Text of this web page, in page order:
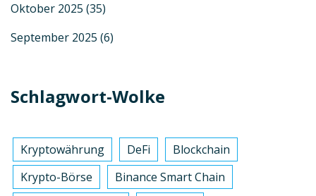
Oktober 2025 (35)
September 2025 (6)
Schlagwort-Wolke
Kryptowährung DeFi
Blockchain
Krypto-Börse
Binance Smart Chain